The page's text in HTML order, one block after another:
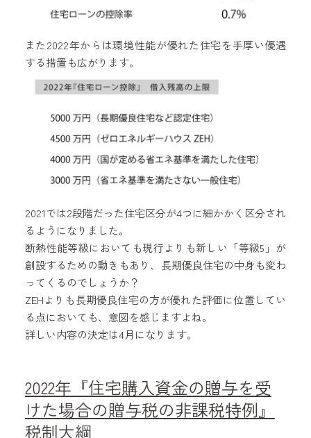
また2022年からは環境性能が優れた住宅を手厚い優遇
する措置も広がります。
2021では2段階だった住宅区分が4つに細かかく区分され
るようになりました。
断熱性能等級においても現行よりも新しい「等級5」が
創設するための動きもあり、長期優良住宅の中身も変わ
ってくるのでしょうか？
ZEHよりも長期優良住宅の方が優れた評価に位置してい
る点においても、意図を感じますよね。
詳しい内容の決定は4月になります。
2022年『住宅購入資金の贈与を受
けた場合の贈与税の非課税特例』
税制大綱